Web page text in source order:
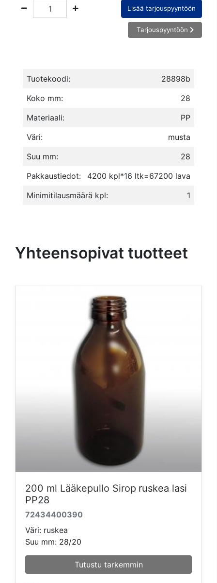
Lisää tarjouspyyntöön
Tarjouspyyntöön
Tuotekoodi:
28898b
Koko mm:
28
Materiaali:
PP
Väri:
musta
Suu mm:
28
Pakkaustiedot:
4200 kpl*16 ltk=67200 lava
Minimitilausmäärä kpl:
1
Yhteensopivat tuotteet
200 ml Lääkepullo Sirop ruskea lasi
PP28
72434400390
Väri: ruskea
Suu mm: 28/20
Tutustu tarkemmin